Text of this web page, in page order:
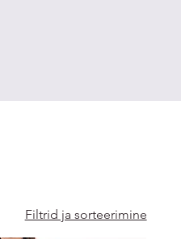
Filtrid ja sorteerimine